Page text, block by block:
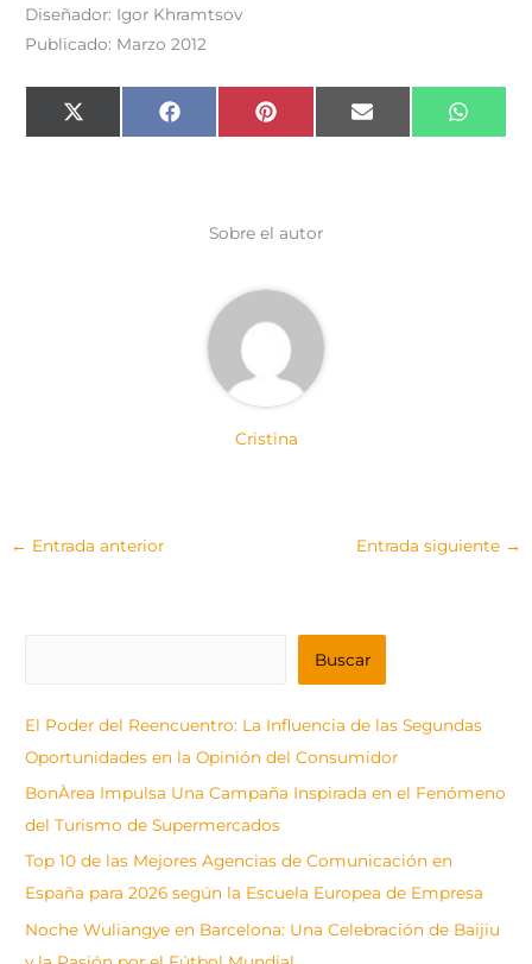
Diseñador: Igor Khramtsov
Publicado: Marzo 2012
Compartir
X
(
Compartir
F
a
Compartir
P
i
s
t
Compartir
E
m
W
h
Sobre el autor
Cristina
← Entrada anterior Entrada siguiente →
Buscar
El Poder del Reencuentro: La Influencia de las Segundas
Oportunidades en la Opinión del Consumidor
BonÀrea Impulsa Una Campaña Inspirada en el Fenómeno
del Turismo de Supermercados
Top 10 de las Mejores Agencias de Comunicación en
España para 2026 según la Escuela Europea de Empresa
Noche Wuliangye en Barcelona: Una Celebración de Baijiu